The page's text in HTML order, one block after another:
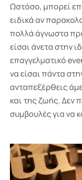
Ωστόσο, μπορεί
ειδικά αν
πολλά άγνωστα
είσαι άνετα στην
επαγγελματικό
να είσαι πάντα
ανταπεξέρθεις
και της ζωής. Δεν
συμβουλές για να